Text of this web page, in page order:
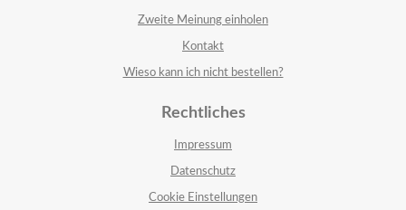
Zweite Meinung einholen
Kontakt
Wieso kann ich nicht bestellen?
Rechtliches
Impressum
Datenschutz
Cookie Einstellungen